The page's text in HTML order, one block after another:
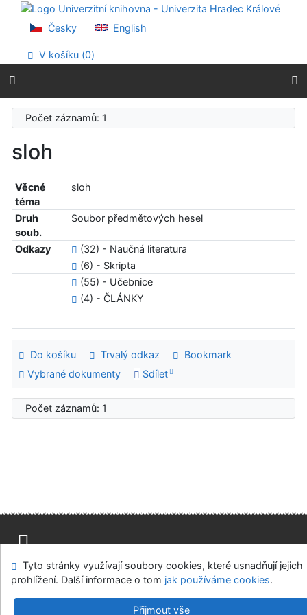
Přejít na obsah
Přejít na menu
Prohlášení o webové přístupnosti
Česky English
V košíku (0)
Počet záznamů: 1
sloh
Věcné
téma
sloh
Druh
soub.
Soubor předmětových hesel
Odkazy
(32) - Naučná literatura
(6) - Skripta
(55) - Učebnice
(4) - ČLÁNKY
Do košíku Trvalý odkaz
Bookmark
Vybrané dokumenty
Sdílet
Počet záznamů: 1
Mapa stránek Přístupnost
Soukromí
Modul OpenSearch
Napište nám Nastavení cookies
Tyto stránky využívají soubory cookies, které usnadňují jejich
prohlížení. Další informace o tom jak používáme cookies.
Přijmout vše